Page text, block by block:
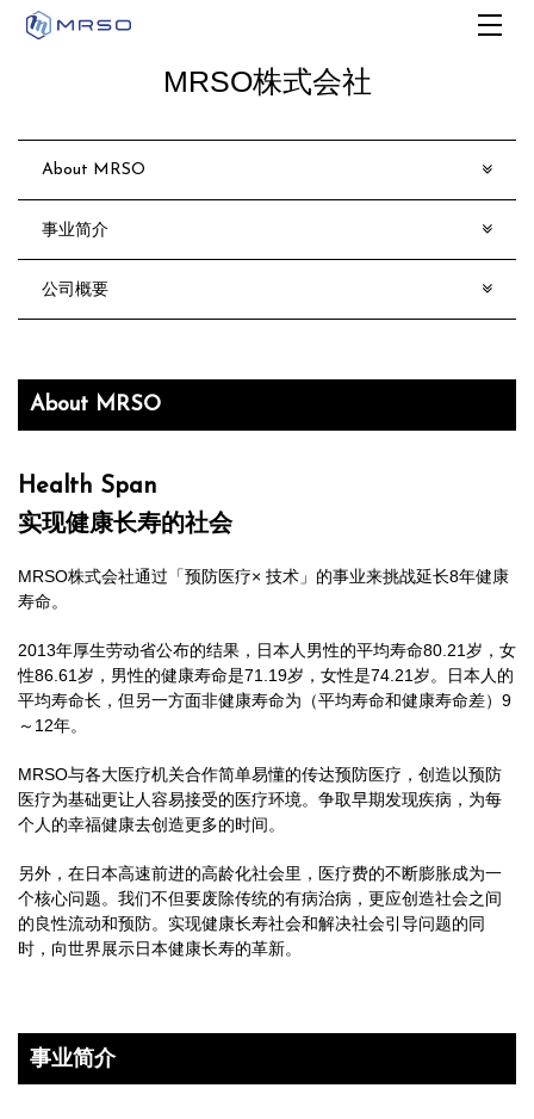
MRSO株式会社
About MRSO
事业简介
公司概要
About MRSO
Health Span
实现健康长寿的社会
MRSO株式会社通过「预防医疗× 技术」的事业来挑战延长8年健康
寿命。
2013年厚生劳动省公布的结果，日本人男性的平均寿命80.21岁，女
性86.61岁，男性的健康寿命是71.19岁，女性是74.21岁。日本人的
平均寿命长，但另一方面非健康寿命为（平均寿命和健康寿命差）9
～12年。
MRSO与各大医疗机关合作简单易懂的传达预防医疗，创造以预防
医疗为基础更让人容易接受的医疗环境。争取早期发现疾病，为每
个人的幸福健康去创造更多的时间。
另外，在日本高速前进的高龄化社会里，医疗费的不断膨胀成为一
个核心问题。我们不但要废除传统的有病治病，更应创造社会之间
的良性流动和预防。实现健康长寿社会和解决社会引导问题的同
时，向世界展示日本健康长寿的革新。
事业简介